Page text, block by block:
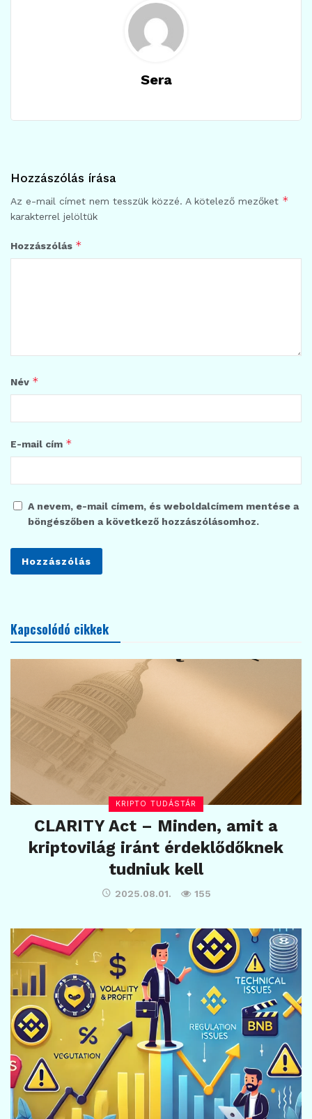
Sera
Hozzászólás írása
Az e-mail címet nem tesszük közzé. A kötelező mezőket *
karakterrel jelöltük
Hozzászólás *
Név *
E-mail cím *
A nevem, e-mail címem, és weboldalcímem mentése a
böngészőben a következő hozzászólásomhoz.
Kapcsolódó cikkek
KRIPTO TUDÁSTÁR
CLARITY Act – Minden, amit a
kriptovilág iránt érdeklődőknek
tudniuk kell
2025.08.01. 155